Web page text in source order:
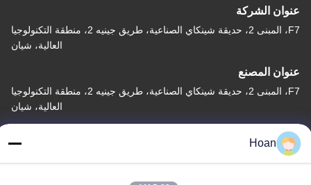
عنوان الشركة
F7، المبنى 2، حديقة شينكاي الصناعية، طريق جينيه 2، منطقة التكنولوجيا
العالية، شيان
عنوان المصنع
F7، المبنى 2، حديقة شينكاي الصناعية، طريق جينيه 2، منطقة التكنولوجيا
العالية، شيان
الهاتف
Hoan